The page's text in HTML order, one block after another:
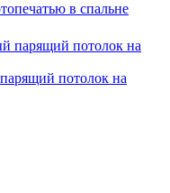
в спальне
потолок на